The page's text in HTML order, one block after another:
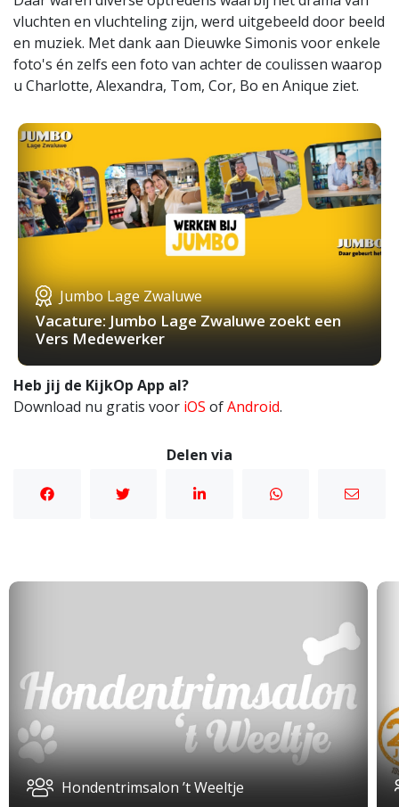
vluchten en vluchteling zijn, werd uitgebeeld door beeld
en muziek. Met dank aan Dieuwke Simonis voor enkele
foto's én zelfs een foto van achter de coulissen waarop
u Charlotte, Alexandra, Tom, Cor, Bo en Anique ziet.
Jumbo Lage Zwaluwe
Vacature: Jumbo Lage Zwaluwe zoekt een
Vers Medewerker
Heb jij de KijkOp App al?
Download nu gratis voor iOS ofAndroid.
Delen via
Hondentrimsalon ’t Weeltje